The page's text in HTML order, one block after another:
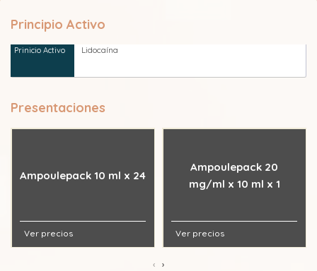
Principio Activo
Lidocaína
Presentaciones
Ampoulepack 10 ml x 24
Ver precios
Ampoulepack 20
mg/ml x 10 ml x 1
Ver precios
‹ ›